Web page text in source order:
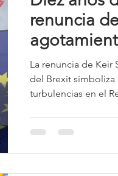
renuncia
británico?
La renuncia de Keir
del Brexit simboliza
turbulencias en el
autonomía jurídica,
económicos,